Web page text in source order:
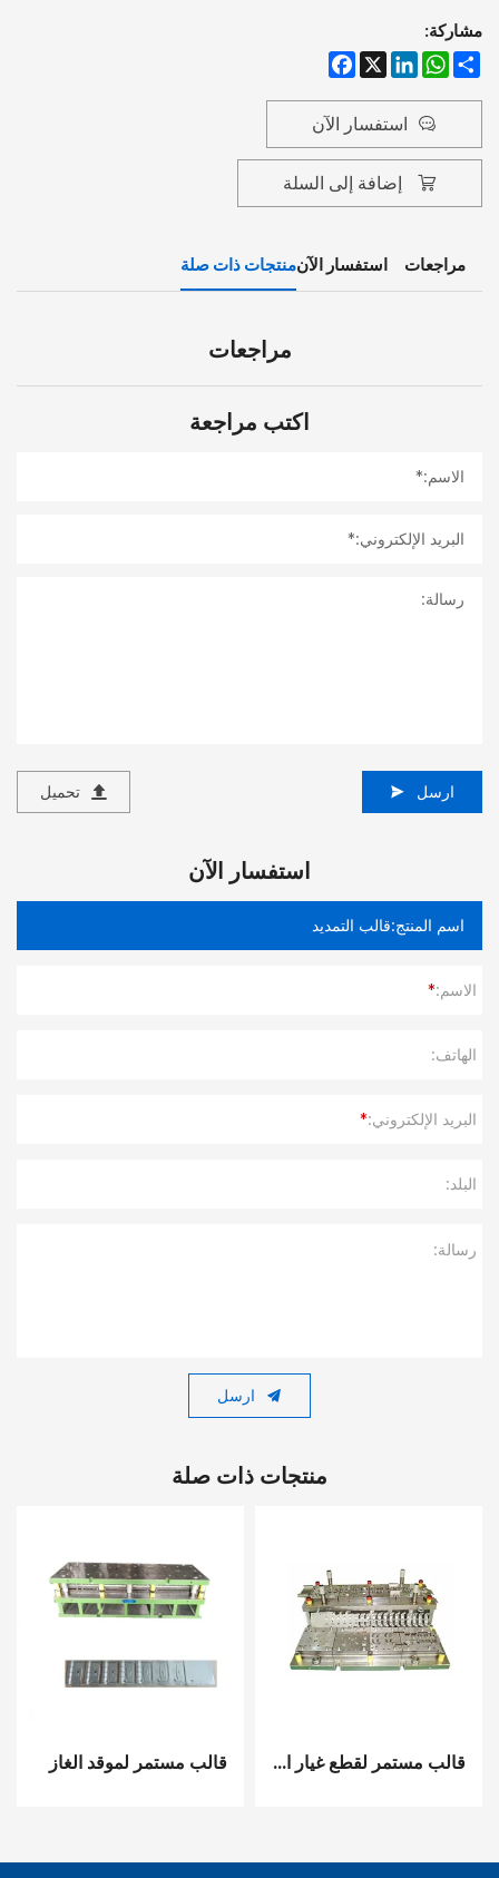
مشاركة:
Facebook
X
LinkedIn
WhatsAppShare
استفسار الآن
إضافة إلى السلة
مراجعات استفسار الآنمنتجات ذات صلة
مراجعات
اكتب مراجعة
ارسل تحميل
استفسار الآن
الاسم:*
الهاتف:
البريد الإلكتروني:*
البلد:
رسالة:
ارسل
منتجات ذات صلة
قالب مستمر لقطع غيار السيارات قالب مستمر لموقد الغاز